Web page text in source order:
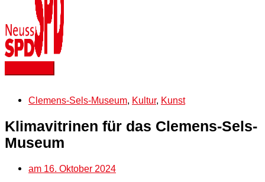
Clemens-Sels-Museum, Kultur, Kunst
Klimavitrinen für das Clemens-Sels-
Museum
am 16. Oktober 2024